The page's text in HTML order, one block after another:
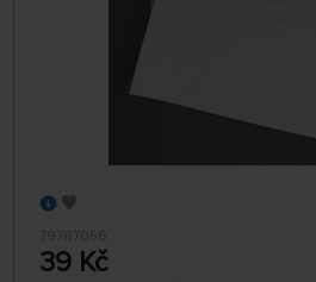
79787056
39 Kč